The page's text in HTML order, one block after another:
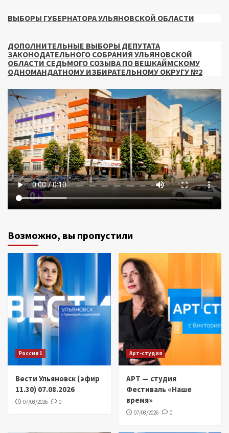
ВЫБОРЫ ГУБЕРНАТОРА УЛЬЯНОВСКОЙ ОБЛАСТИ
ДОПОЛНИТЕЛЬНЫЕ ВЫБОРЫ ДЕПУТАТА
ЗАКОНОДАТЕЛЬНОГО СОБРАНИЯ УЛЬЯНОВСКОЙ
ОБЛАСТИ СЕДЬМОГО СОЗЫВА ПО ВЕШКАЙМСКОМУ
ОДНОМАНДАТНОМУ ИЗБИРАТЕЛЬНОМУ ОКРУГУ №2
Возможно, вы пропустили
Россия 1
Вести Ульяновск (эфир
11.30) 07.08.2026
07/08/2026 0
Арт-студия
АРТ — студия
Фестиваль «Наше
время»
07/08/2026 0